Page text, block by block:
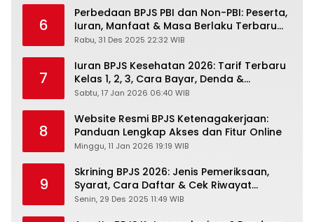
6
Perbedaan BPJS PBI dan Non-PBI: Peserta,
Iuran, Manfaat & Masa Berlaku Terbaru
2026
Rabu, 31 Des 2025 22:32 WIB
7
Iuran BPJS Kesehatan 2026: Tarif Terbaru
Kelas 1, 2, 3, Cara Bayar, Denda &
Panduan Lengkap Peserta JKN-KIS
Sabtu, 17 Jan 2026 06:40 WIB
8
Website Resmi BPJS Ketenagakerjaan:
Panduan Lengkap Akses dan Fitur Online
Minggu, 11 Jan 2026 19:19 WIB
9
Skrining BPJS 2026: Jenis Pemeriksaan,
Syarat, Cara Daftar & Cek Riwayat
Kesehatan Gratis
Senin, 29 Des 2025 11:49 WIB